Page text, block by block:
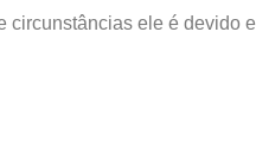
ele é devido